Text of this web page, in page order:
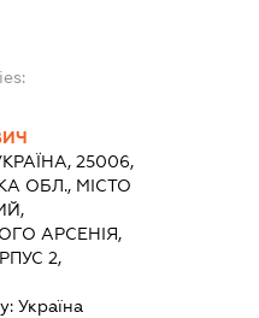
25006,
ОБЛ., МІСТО
АРСЕНІЯ,
2,
Україна